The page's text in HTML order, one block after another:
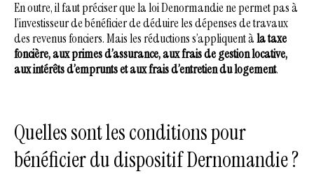
En outre, il faut préciser que la loi Denormandie ne permet pas à
l’investisseur de bénéficier de déduire les dépenses de travaux
des revenus fonciers. Mais les réductions s’appliquent àla taxe
foncière, aux primes d’assurance, aux frais de gestion locative,
aux intérêts d’emprunts et aux frais d’entretien du logement.
Quelles sont les conditions pour
bénéficier du dispositif Dernomandie ?